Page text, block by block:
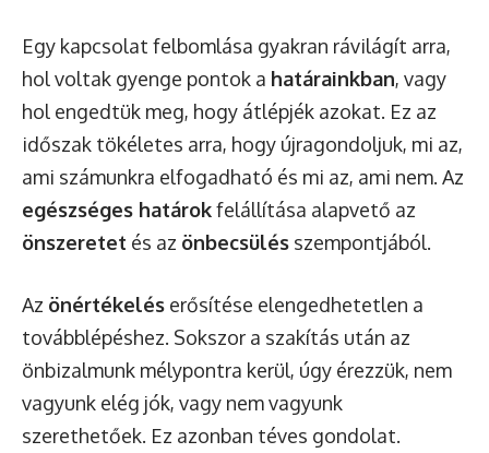
Egy kapcsolat felbomlása gyakran rávilágít arra,
hol voltak gyenge pontok a határainkban, vagy
hol engedtük meg, hogy átlépjék azokat. Ez az
időszak tökéletes arra, hogy újragondoljuk, mi az,
ami számunkra elfogadható és mi az, ami nem. Az
egészséges határokfelállítása alapvető az
önszeretet és az önbecsülés szempontjából.
Az önértékelés erősítése elengedhetetlen a
továbblépéshez. Sokszor a szakítás után az
önbizalmunk mélypontra kerül, úgy érezzük, nem
vagyunk elég jók, vagy nem vagyunk
szerethetőek. Ez azonban téves gondolat.